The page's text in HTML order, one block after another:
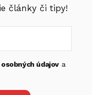
články či tipy!
údajova